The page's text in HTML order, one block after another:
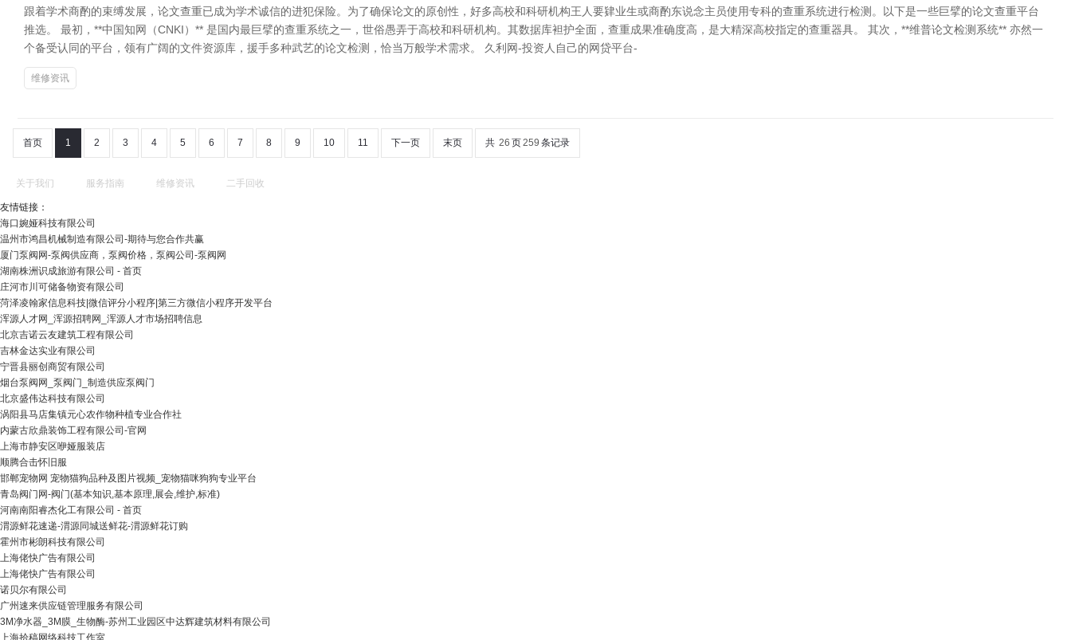
跟着学术商酌的束缚发展，论文查重已成为学术诚信的进犯保险。为了确保论文的原创性，好多高校和科研机构王人要肄业生或商酌东说念主员使用专科的查重系统进行检测。以下是一些巨擘的论文查重平台
推选。 最初，**中国知网（CNKI）** 是国内最巨擘的查重系统之一，世俗愚弄于高校和科研机构。其数据库袒护全面，查重成果准确度高，是大精深高校指定的查重器具。 其次，**维普论文检测系统** 亦然一
个备受认同的平台，领有广阔的文件资源库，援手多种武艺的论文检测，恰当万般学术需求。 久利网-投资人自己的网贷平台-
维修资讯
首页 1 2 3 4 5 6 7 8 9 10 11 下一页 末页 共 26 页259 条记录
关于我们 服务指南 维修资讯 二手回收
友情链接：
海口婉娅科技有限公司
温州市鸿昌机械制造有限公司-期待与您合作共赢
厦门泵阀网-泵阀供应商，泵阀价格，泵阀公司-泵阀网
湖南株洲识成旅游有限公司 - 首页
庄河市川可储备物资有限公司
菏泽凌翰家信息科技|微信评分小程序|第三方微信小程序开发平台
浑源人才网_浑源招聘网_浑源人才市场招聘信息
北京吉诺云友建筑工程有限公司
吉林金达实业有限公司
宁晋县丽创商贸有限公司
烟台泵阀网_泵阀门_制造供应泵阀门
北京盛伟达科技有限公司
涡阳县马店集镇元心农作物种植专业合作社
内蒙古欣鼎装饰工程有限公司-官网
上海市静安区咿娅服装店
顺腾合击怀旧服
邯郸宠物网 宠物猫狗品种及图片视频_宠物猫咪狗狗专业平台
青岛阀门网-阀门(基本知识,基本原理,展会,维护,标准)
河南南阳睿杰化工有限公司 - 首页
渭源鲜花速递-渭源同城送鲜花-渭源鲜花订购
霍州市彬朗科技有限公司
上海佬快广告有限公司
上海佬快广告有限公司
诺贝尔有限公司
广州速来供应链管理服务有限公司
3M净水器_3M膜_生物酶-苏州工业园区中达辉建筑材料有限公司
上海拾稿网络科技工作室